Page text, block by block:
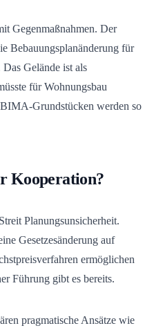
Gegenmaßnahmen. Der
Bebauungsplanänderung für
Gelände ist als
für Wohnungsbau
Grundstücken werden so
Kooperation?
Planungsunsicherheit.
Gesetzesänderung auf
ermöglichen
Führung gibt es bereits.
pragmatische Ansätze wie